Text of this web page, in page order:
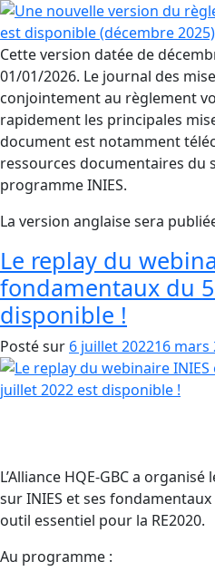
Cette version datée de
01/01/2026. Le journal des
conjointement au règlement
rapidement les principales
document est notamment
ressources documentaires du
programme INIES.
La version anglaise sera
Le replay du
fondamentaux du
disponible !
Posté sur 6 juillet 202216 mars
L’Alliance HQE-GBC a
sur INIES et ses
outil essentiel pour la RE2020.
Au programme :